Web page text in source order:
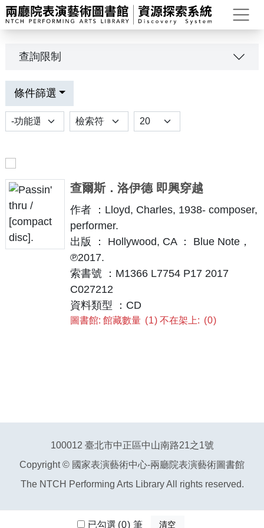
打
查詢限制
條件篩選
功能選項 排序 Results per page
已勾選 0 筆 清空
查爾斯．洛伊德 即興穿越
作者 ：Lloyd, Charles, 1938- composer,
performer.
出版 ： Hollywood, CA ： Blue Note，
℗2017.
索書號 ：M1366 L7754 P17 2017
C027212
資料類型 ：CD
圖書館: 館藏數量 1 不在架上: 0
已勾選 0 筆 清空
100012 臺北市中正區中山南路21之1號
Copyright © 國家表演藝術中心-兩廳院表演藝術圖書館
The NTCH Performing Arts Library All rights reserved.